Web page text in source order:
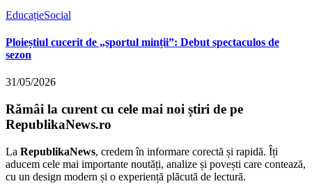
EducațieSocial
Ploieștiul cucerit de „sportul minții”: Debut spectaculos de
sezon
31/05/2026
Rămâi la curent cu cele mai noi știri de pe
RepublikaNews.ro
La RepublikaNews, credem în informare corectă și rapidă. Îți
aducem cele mai importante noutăți, analize și povești care contează,
cu un design modern și o experiență plăcută de lectură.